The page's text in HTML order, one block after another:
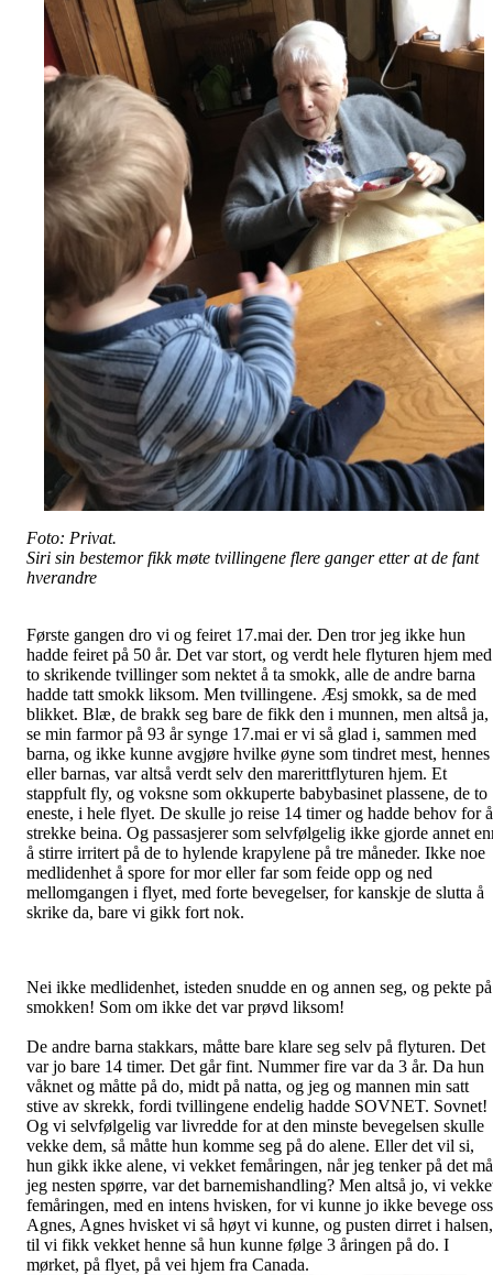
Foto: Privat.
Siri sin bestemor fikk møte tvillingene flere ganger etter at de fant
hverandre
Første gangen dro vi og feiret 17.mai der. Den tror jeg ikke hun
hadde feiret på 50 år. Det var stort, og verdt hele flyturen hjem med
to skrikende tvillinger som nektet å ta smokk, alle de andre barna
hadde tatt smokk liksom. Men tvillingene. Æsj smokk, sa de med
blikket. Blæ, de brakk seg bare de fikk den i munnen, men altså ja,
se min farmor på 93 år synge 17.mai er vi så glad i, sammen med
barna, og ikke kunne avgjøre hvilke øyne som tindret mest, hennes
eller barnas, var altså verdt selv den marerittflyturen hjem. Et
stappfult fly, og voksne som okkuperte babybasinet plassene, de to
eneste, i hele flyet. De skulle jo reise 14 timer og hadde behov for å
strekke beina. Og passasjerer som selvfølgelig ikke gjorde annet
å stirre irritert på de to hylende krapylene på tre måneder. Ikke noe
medlidenhet å spore for mor eller far som feide opp og ned
mellomgangen i flyet, med forte bevegelser, for kanskje de slutta å
skrike da, bare vi gikk fort nok.
Nei ikke medlidenhet, isteden snudde en og annen seg, og pekte på
smokken! Som om ikke det var prøvd liksom!
De andre barna stakkars, måtte bare klare seg selv på flyturen. Det
var jo bare 14 timer. Det går fint. Nummer fire var da 3 år. Da hun
våknet og måtte på do, midt på natta, og jeg og mannen min satt
stive av skrekk, fordi tvillingene endelig hadde SOVNET. Sovnet!
Og vi selvfølgelig var livredde for at den minste bevegelsen skulle
vekke dem, så måtte hun komme seg på do alene. Eller det vil si,
hun gikk ikke alene, vi vekket femåringen, når jeg tenker på det må
jeg nesten spørre, var det barnemishandling? Men altså jo, vi
femåringen, med en intens hvisken, for vi kunne jo ikke bevege
Agnes, Agnes hvisket vi så høyt vi kunne, og pusten dirret i halsen,
til vi fikk vekket henne så hun kunne følge 3 åringen på do. I
mørket, på flyet, på vei hjem fra Canada.